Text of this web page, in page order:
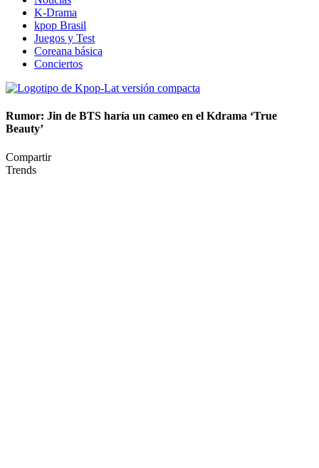
K-Drama
kpop Brasil
Juegos y Test
Coreana básica
Conciertos
Rumor: Jin de BTS haría un cameo en el Kdrama ‘True
Beauty’
Compartir
Trends